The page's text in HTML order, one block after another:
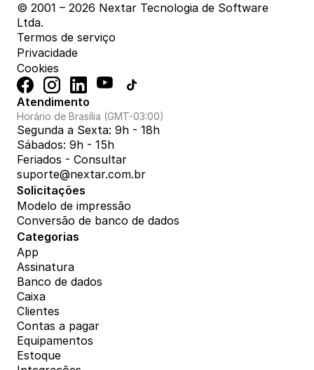
© 2001 – 2026 Nextar Tecnologia de Software
Ltda.
Termos de serviço
Privacidade
Cookies
Atendimento
Horário de Brasília (GMT-03:00)
Segunda a Sexta: 9h - 18h
Sábados: 9h - 15h
Feriados - Consultar
suporte@nextar.com.br
Solicitações
Modelo de impressão
Conversão de banco de dados
Categorias
App
Assinatura
Banco de dados
Caixa
Clientes
Contas a pagar
Equipamentos
Estoque